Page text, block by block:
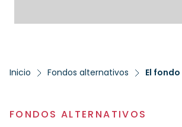
Inicio Fondos alternativos El
FONDOS ALTERNATIVOS